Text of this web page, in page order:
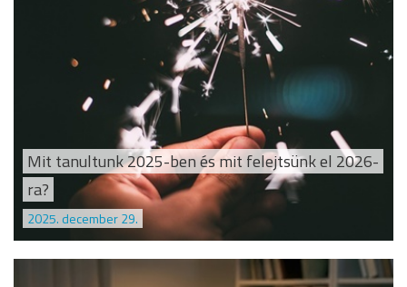
Mit tanultunk 2025-ben és mit felejtsünk el 2026-
ra?
2025. december 29.